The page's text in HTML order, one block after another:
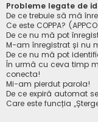
Probleme legate de
De ce trebuie să mă
Ce este COPPA?
De ce nu mă pot
M-am înregistrat și nu
De ce nu mă pot
În urmă cu ceva timp
conecta!
Mi-am pierdut parola!
De ce expiră automat
Care este funcția